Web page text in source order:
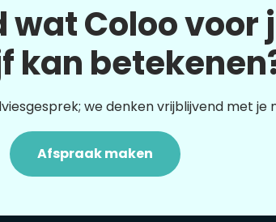
wat Coloo voor
kan
we denken vrijblijvend met je
Afspraak maken